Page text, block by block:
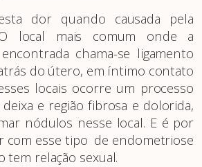
dor quando causada pela
O local mais comum onde a
chama-se ligamento
do útero, em íntimo contato
locais ocorre um processo
e região fibrosa e dolorida,
nódulos nesse local. E é por
com esse tipo de endometriose
relação sexual.